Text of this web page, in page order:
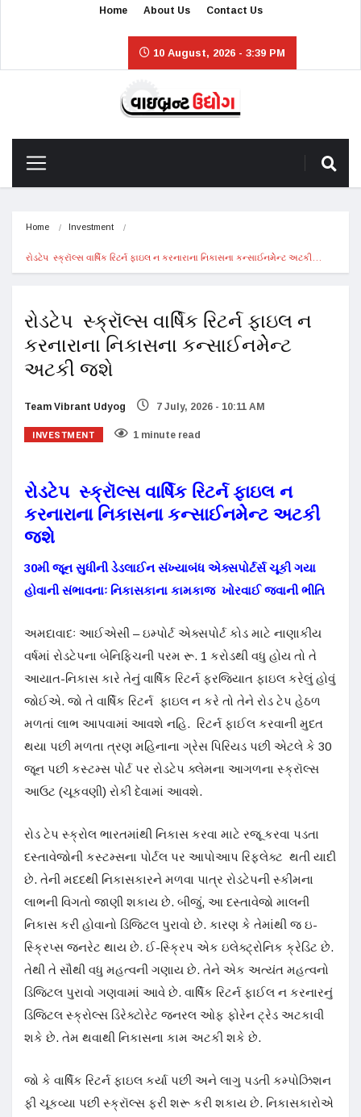
Home About Us Contact Us
10 August, 2026 - 3:39 PM
Home Investment
રોડટેપ  સ્ક્રૉલ્સ વાર્ષિક રિટર્ન ફાઇલ ન કરનારાના નિકાસના કન્સાઈનમેેન્ટ અટકી…
રોડટેપ સ્ક્રૉલ્સ વાર્ષિક રિટર્ન ફાઇલ ન
કરનારાના નિકાસના કન્સાઈનમેેન્ટ
અટકી જશે
Team Vibrant Udyog 7 July, 2026 - 10:11 AM
INVESTMENT 1 minute read
રોડટેપ સ્ક્રૉલ્સ વાર્ષિક રિટર્ન ફાઇલ ન
કરનારાના નિકાસના કન્સાઈનમેેન્ટ અટકી
જશે
30મી જૂન સુધીની ડેડલાઈન સંખ્યાબંધ એક્સપોર્ટર્સ ચૂકી ગયા
હોવાની સંભાવનાઃ નિકાસકાના કામકાજ ખોરવાઈ જવાની ભીતિ
અમદાવાદઃ આઈએસી – ઇમ્પોર્ટ એક્સપોર્ટ કોડ માટે નાણાકીય
વર્ષમાં રોડટેપના બેનિફિચની પરમ રૂ. 1 કરોડથી વધુ હોય તો તે
આયાત-નિકાસ કારે તેનું વાર્ષિક રિટર્ન ફરજિયાત ફાઇલ કરેલું હોવું
જોઈએ. જો તે વાર્ષિક રિટર્ન ફાઇલ ન કરે તો તેને રોડ ટેપ હેઠળ
મળતાં લાભ આપવામાં આવશે નહિ. રિટર્ન ફાઈલ કરવાની મુદત
થયા પછી મળતા ત્રણ મહિનાના ગ્રેસ પિરિયડ પછી એટલે કે 30
જૂન પછી કસ્ટમ્સ પોર્ટ પર રોડટેપ ક્લેમના આગળના સ્ક્રૉલ્સ
આઉટ (ચૂકવણી) રોકી દેવામાં આવશે.
રોડ ટેપ સ્ક્રોલ ભારતમાંથી નિકાસ કરવા માટે રજૂ કરવા પડતા
દસ્તાવેજોની કસ્ટમ્સના પોર્ટલ પર આપોઆપ રિફ્લેક્ટ થતી યાદી
છે. તેની મદદથી નિકાસકારને મળવા પાત્ર રોડટેપની સ્કીમના
લાભની વિગતો જાણી શકાય છે. બીજું, આ દસ્તાવેજો માલની
નિકાસ કરી હોવાનો ડિજિટલ પુરાવો છે. કારણ કે તેમાંથી જ ઇ-
સ્ક્રિપ્સ જનરેટ થાય છે. ઈ-સ્ક્રિપ એક ઇલેક્ટ્રોનિક ક્રેડિટ છે.
તેથી તે સૌથી વધુ મહત્વની ગણાય છે. તેને એક અત્યંત મહત્વનો
ડિજિટલ પુરાવો ગણવામાં આવે છે. વાર્ષિક રિટર્ન ફાઈલ ન કરનારનું
ડિજિટલ સ્ક્રોલ્સ ડિરેક્ટોરેટ જનરલ ઓફ ફોરેન ટ્રેડ અટકાવી
શકે છે. તેમ થવાથી નિકાસના કામ અટકી શકે છે.
જો કે વાર્ષિક રિટર્ન ફાઇલ કર્યા પછી અને લાગુ પડતી કમ્પોઝિશન
ફી ચૂકવ્યા પછી સ્ક્રૉલ્સ ફરી શરૂ કરી શકાય છે. નિકાસકારોએ